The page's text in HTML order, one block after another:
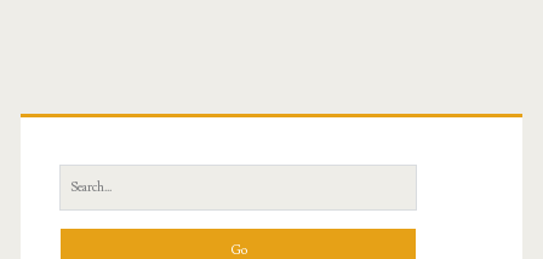
Primary
Sidebar
Search
for: